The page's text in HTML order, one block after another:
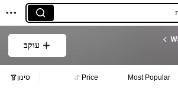
עוקב
Most Popular
Price סינון